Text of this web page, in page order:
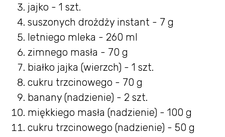
jajko - 1 szt.
suszonych drożdży instant - 7 g
letniego mleka - 260 ml
zimnego masła - 70 g
białko jajka (wierzch) - 1 szt.
cukru trzcinowego - 70 g
banany (nadzienie) - 2 szt.
miękkiego masła (nadzienie) - 100 g
cukru trzcinowego (nadzienie) - 50 g